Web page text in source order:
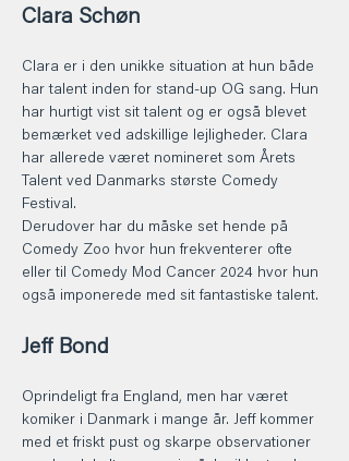
Clara Schøn
Clara er i den unikke situation at hun både
har talent inden for stand-up OG sang. Hun
har hurtigt vist sit talent og er også blevet
bemærket ved adskillige lejligheder. Clara
har allerede været nomineret som Årets
Talent ved Danmarks største Comedy
Festival.
Derudover har du måske set hende på
Comedy Zoo hvor hun frekventerer ofte
eller til Comedy Mod Cancer 2024 hvor hun
også imponerede med sit fantastiske talent.
Jeff Bond
Oprindeligt fra England, men har været
komiker i Danmark i mange år. Jeff kommer
med et friskt pust og skarpe observationer